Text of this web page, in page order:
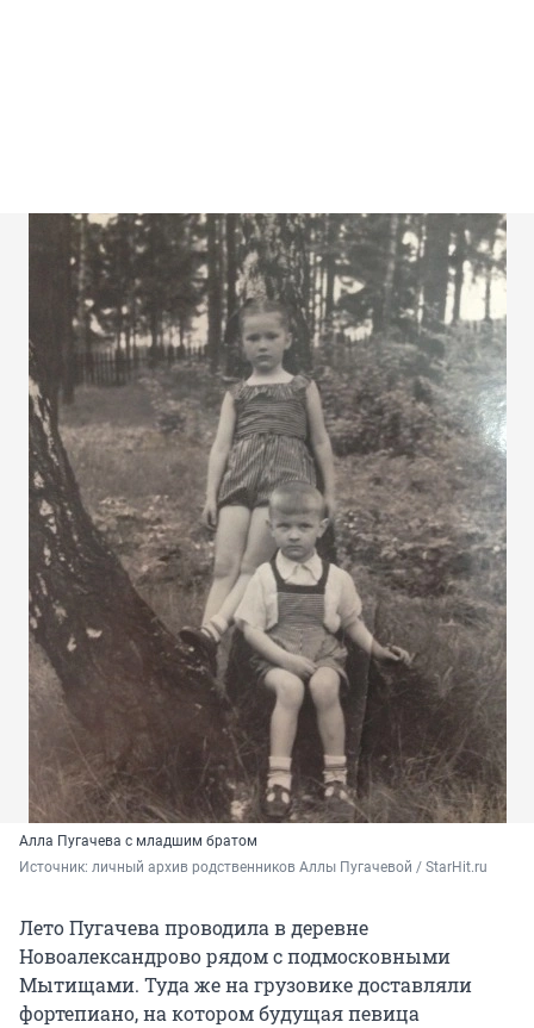
Алла Пугачева с младшим братом
Источник: личный архив родственников Аллы Пугачевой / StarHit.ru
Лето Пугачева проводила в деревне
Новоалександрово рядом с подмосковными
Мытищами. Туда же на грузовике доставляли
фортепиано, на котором будущая певица